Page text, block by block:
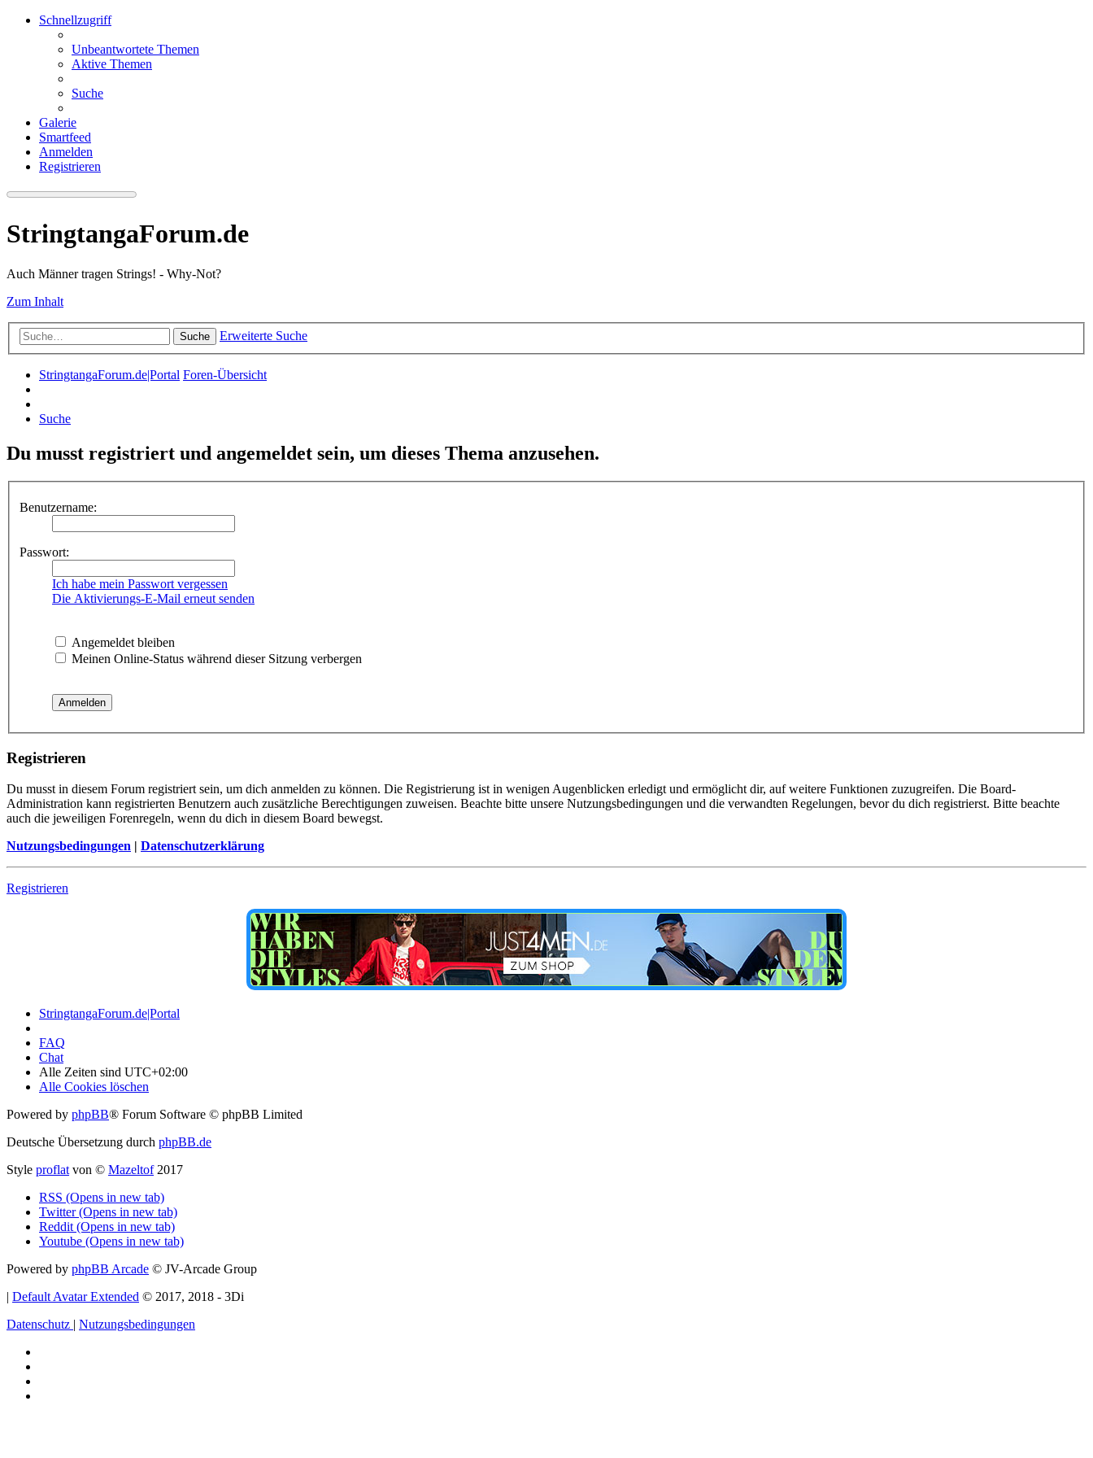
Schnellzugriff
Unbeantwortete Themen
Aktive Themen
Suche
Galerie
Smartfeed
Anmelden
Registrieren
StringtangaForum.de
Auch Männer tragen Strings! - Why-Not?
Zum Inhalt
Suche Erweiterte Suche
StringtangaForum.de|Portal Foren-Übersicht
Suche
Du musst registriert und angemeldet sein, um dieses Thema anzusehen.
Benutzername:
Passwort:
Ich habe mein Passwort vergessen
Die Aktivierungs-E-Mail erneut senden
Angemeldet bleiben
Meinen Online-Status während dieser Sitzung verbergen
Registrieren
Du musst in diesem Forum registriert sein, um dich anmelden zu können. Die Registrierung ist in wenigen Augenblicken erledigt und ermöglicht dir, auf weitere Funktionen zuzugreifen. Die Board-
Administration kann registrierten Benutzern auch zusätzliche Berechtigungen zuweisen. Beachte bitte unsere Nutzungsbedingungen und die verwandten Regelungen, bevor du dich registrierst. Bitte beachte
auch die jeweiligen Forenregeln, wenn du dich in diesem Board bewegst.
Nutzungsbedingungen | Datenschutzerklärung
Registrieren
StringtangaForum.de|Portal
FAQ
Chat
Alle Zeiten sind UTC+02:00
Alle Cookies löschen
Powered by phpBB® Forum Software © phpBB Limited
Deutsche Übersetzung durch phpBB.de
Style proflat von © Mazeltof2017
RSS (Opens in new tab)
Twitter (Opens in new tab)
Reddit (Opens in new tab)
Youtube (Opens in new tab)
Powered by phpBB Arcade © JV-Arcade Group
| Default Avatar Extended © 2017, 2018 - 3Di
Datenschutz | Nutzungsbedingungen